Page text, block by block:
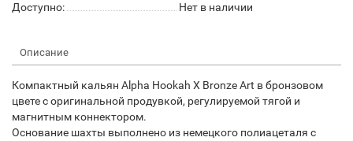
Доступно:
Нет в наличии
Описание
Компактный кальян Alpha Hookah X Bronze Art в бронзовом
цвете с оригинальной продувкой, регулируемой тягой и
магнитным коннектором.
Основание шахты выполнено из немецкого полиацеталя с